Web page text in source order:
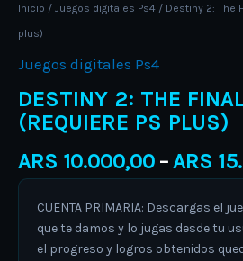
Inicio / Juegos digitales Ps4 / Destiny 2: The
plus)
Juegos digitales Ps4
DESTINY 2: THE
(REQUIERE PS PLUS)
ARS 10.000,00 –ARS
CUENTA PRIMARIA: Descargas el
que te damos y lo jugas desde tu
el progreso y logros obtenidos